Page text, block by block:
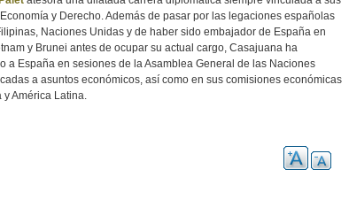
y Derecho. Además de pasar por las legaciones españolas
Naciones Unidas y de haber sido embajador de España en
y Brunei antes de ocupar su actual cargo, Casajuana ha
a España en sesiones de la Asamblea General de las Naciones
a asuntos económicos, así como en sus comisiones económicas
América Latina.